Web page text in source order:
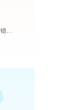
WPS Office错误报告transerr.exe应用程序错误0xc000000d解决方法